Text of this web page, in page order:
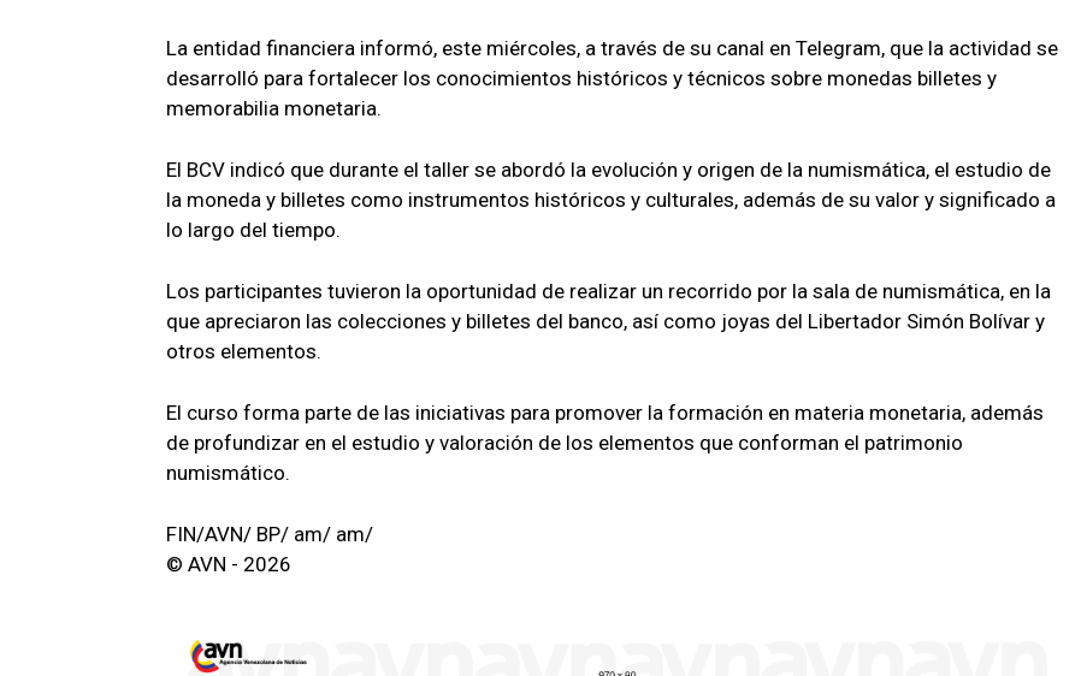
La entidad financiera informó, este miércoles, a través de su canal en Telegram, que la actividad se
desarrolló para fortalecer los conocimientos históricos y técnicos sobre monedas billetes y
memorabilia monetaria.
El BCV indicó que durante el taller se abordó la evolución y origen de la numismática, el estudio de
la moneda y billetes como instrumentos históricos y culturales, además de su valor y significado a
lo largo del tiempo.
Los participantes tuvieron la oportunidad de realizar un recorrido por la sala de numismática, en la
que apreciaron las colecciones y billetes del banco, así como joyas del Libertador Simón Bolívar y
otros elementos.
El curso forma parte de las iniciativas para promover la formación en materia monetaria, además
de profundizar en el estudio y valoración de los elementos que conforman el patrimonio
numismático.
FIN/AVN/ BP/ am/ am/
© AVN - 2026